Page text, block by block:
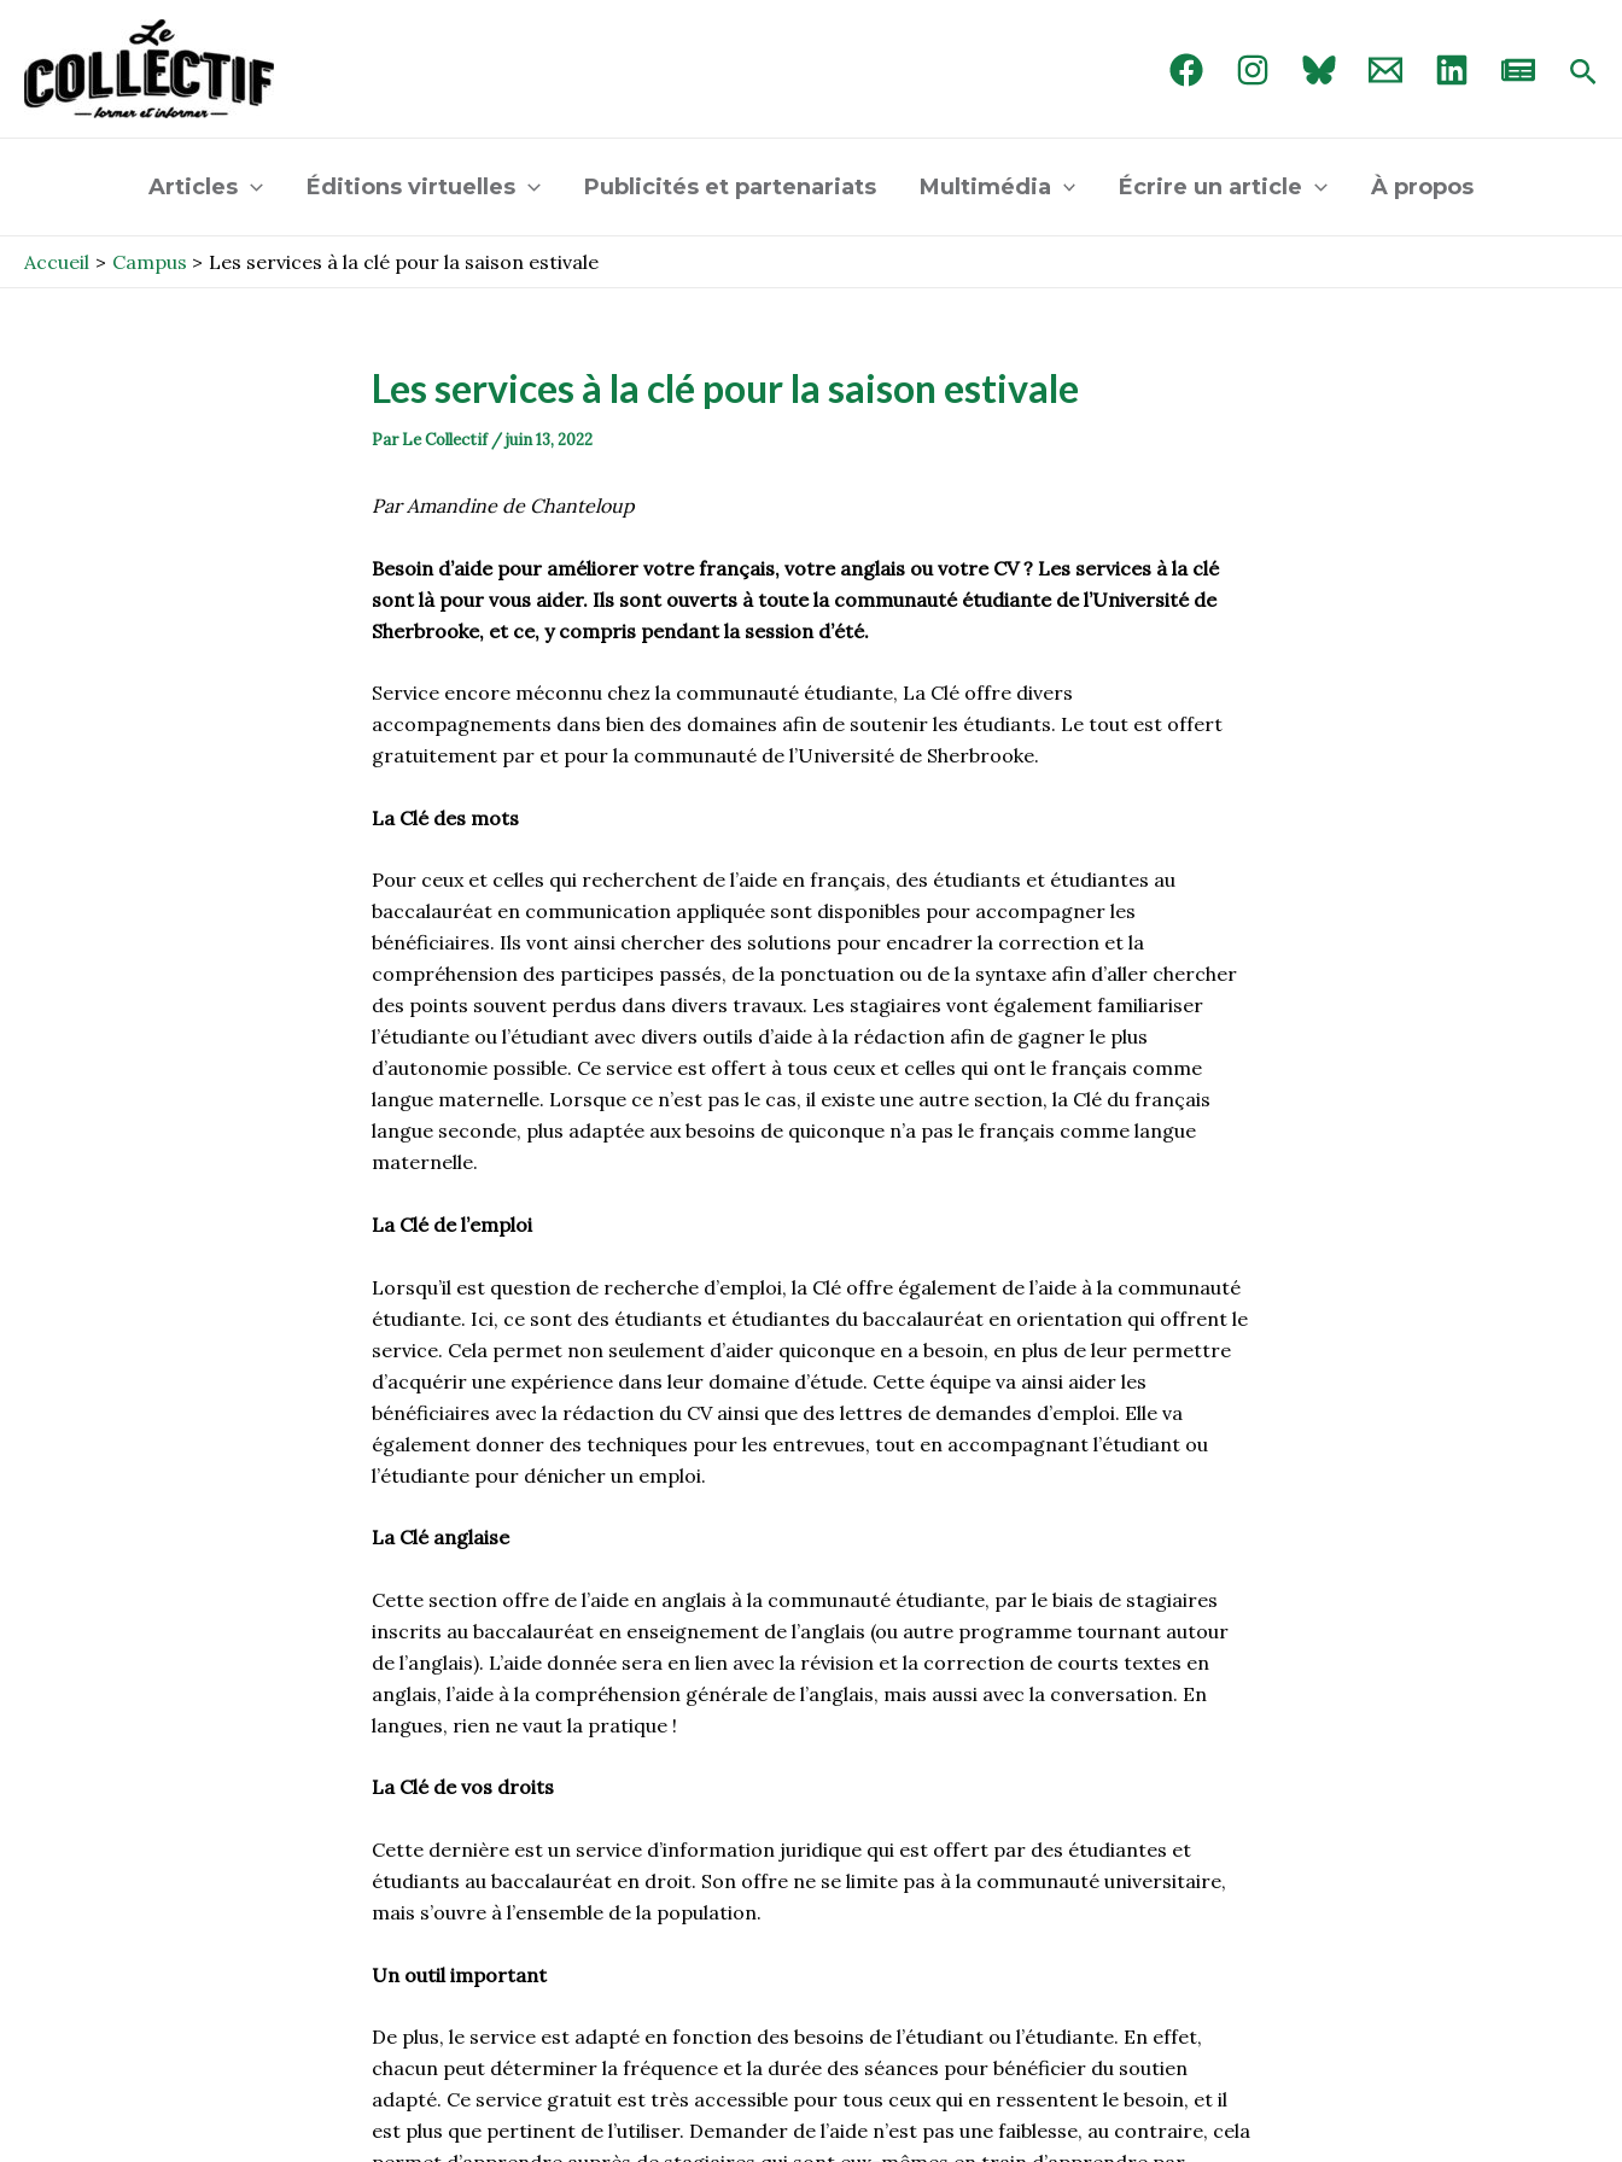
contenu
Articles Éditions virtuelles Publicités et partenariats Multimédia Écrire un article À propos
Accueil Campus Les services à la clé pour la saison estivale
Les services à la clé pour la saison estivale
ParLe Collectif /juin 13, 2022
Par Amandine de Chanteloup
Besoin d’aide pour améliorer votre français, votre anglais ou votre CV ? Les services à la clé
sont là pour vous aider. Ils sont ouverts à toute la communauté étudiante de l’Université de
Sherbrooke, et ce, y compris pendant la session d’été.
Service encore méconnu chez la communauté étudiante, La Clé offre divers
accompagnements dans bien des domaines afin de soutenir les étudiants. Le tout est offert
gratuitement par et pour la communauté de l’Université de Sherbrooke.
La Clé des mots
Pour ceux et celles qui recherchent de l’aide en français, des étudiants et étudiantes au
baccalauréat en communication appliquée sont disponibles pour accompagner les
bénéficiaires. Ils vont ainsi chercher des solutions pour encadrer la correction et la
compréhension des participes passés, de la ponctuation ou de la syntaxe afin d’aller chercher
des points souvent perdus dans divers travaux. Les stagiaires vont également familiariser
l’étudiante ou l’étudiant avec divers outils d’aide à la rédaction afin de gagner le plus
d’autonomie possible. Ce service est offert à tous ceux et celles qui ont le français comme
langue maternelle. Lorsque ce n’est pas le cas, il existe une autre section, la Clé du français
langue seconde, plus adaptée aux besoins de quiconque n’a pas le français comme langue
maternelle.
La Clé de l’emploi
Lorsqu’il est question de recherche d’emploi, la Clé offre également de l’aide à la communauté
étudiante. Ici, ce sont des étudiants et étudiantes du baccalauréat en orientation qui offrent le
service. Cela permet non seulement d’aider quiconque en a besoin, en plus de leur permettre
d’acquérir une expérience dans leur domaine d’étude. Cette équipe va ainsi aider les
bénéficiaires avec la rédaction du CV ainsi que des lettres de demandes d’emploi. Elle va
également donner des techniques pour les entrevues, tout en accompagnant l’étudiant ou
l’étudiante pour dénicher un emploi.
La Clé anglaise
Cette section offre de l’aide en anglais à la communauté étudiante, par le biais de stagiaires
inscrits au baccalauréat en enseignement de l’anglais (ou autre programme tournant autour
de l’anglais). L’aide donnée sera en lien avec la révision et la correction de courts textes en
anglais, l’aide à la compréhension générale de l’anglais, mais aussi avec la conversation. En
langues, rien ne vaut la pratique !
La Clé de vos droits
Cette dernière est un service d’information juridique qui est offert par des étudiantes et
étudiants au baccalauréat en droit. Son offre ne se limite pas à la communauté universitaire,
mais s’ouvre à l’ensemble de la population.
Un outil important
De plus, le service est adapté en fonction des besoins de l’étudiant ou l’étudiante. En effet,
chacun peut déterminer la fréquence et la durée des séances pour bénéficier du soutien
adapté. Ce service gratuit est très accessible pour tous ceux qui en ressentent le besoin, et il
est plus que pertinent de l’utiliser. Demander de l’aide n’est pas une faiblesse, au contraire, cela